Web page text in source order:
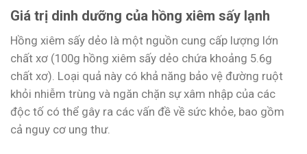
Giá trị dinh dưỡng của hồng xiêm sấy lạnh
Hồng xiêm sấy dẻo là một nguồn cung cấp lượng lớn
chất xơ (100g hồng xiêm sấy dẻo chứa khoảng 5.6g
chất xơ). Loại quả này có khả năng bảo vệ đường ruột
khỏi nhiễm trùng và ngăn chặn sự xâm nhập của các
độc tố có thể gây ra các vấn đề về sức khỏe, bao gồm
cả nguy cơ ung thư.